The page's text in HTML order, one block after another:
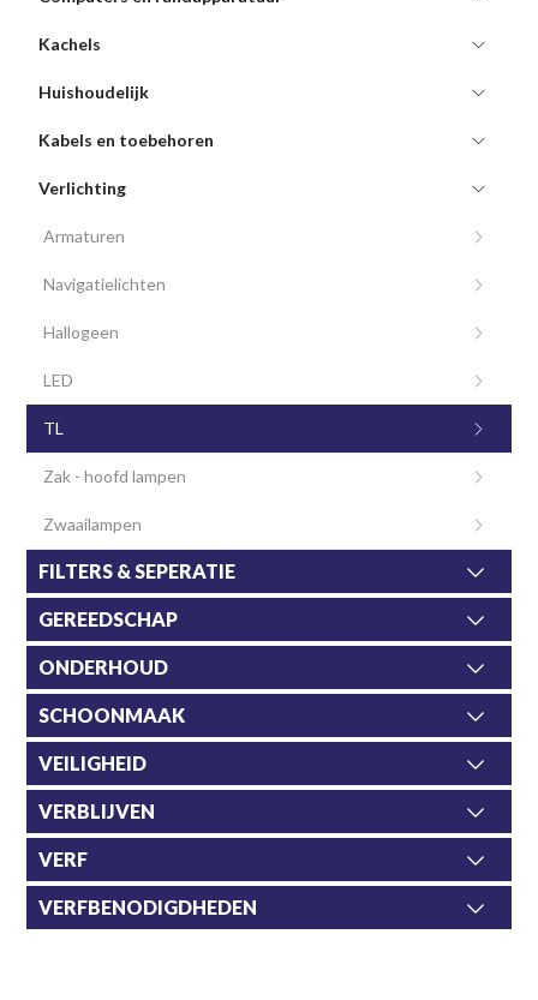
Kachels
Huishoudelijk
Kabels en toebehoren
Verlichting
Armaturen
Navigatielichten
Hallogeen
LED
TL
Zak - hoofd lampen
Zwaailampen
FILTERS & SEPERATIE
GEREEDSCHAP
ONDERHOUD
SCHOONMAAK
VEILIGHEID
VERBLIJVEN
VERF
VERFBENODIGDHEDEN